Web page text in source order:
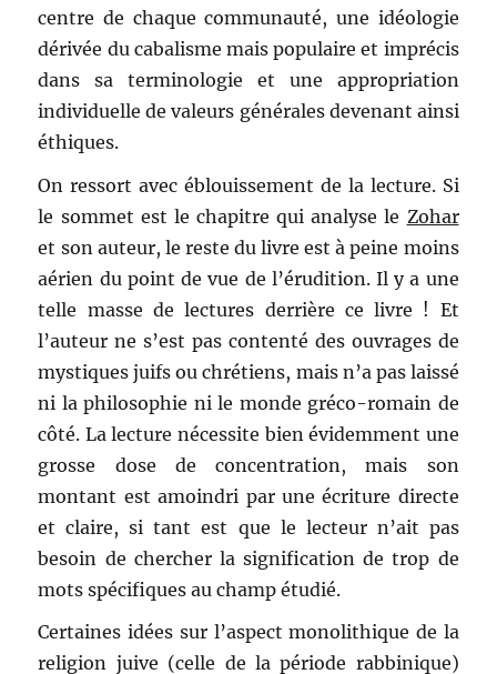
centre de chaque communauté, une idéologie
dérivée du cabalisme mais populaire et imprécis
dans sa terminologie et une appropriation
individuelle de valeurs générales devenant ainsi
éthiques.
On ressort avec éblouissement de la lecture. Si
le sommet est le chapitre qui analyse le Zohar
et son auteur, le reste du livre est à peine moins
aérien du point de vue de l’érudition. Il y a une
telle masse de lectures derrière ce livre ! Et
l’auteur ne s’est pas contenté des ouvrages de
mystiques juifs ou chrétiens, mais n’a pas laissé
ni la philosophie ni le monde gréco-romain de
côté. La lecture nécessite bien évidemment une
grosse dose de concentration, mais son
montant est amoindri par une écriture directe
et claire, si tant est que le lecteur n’ait pas
besoin de chercher la signification de trop de
mots spécifiques au champ étudié.
Certaines idées sur l’aspect monolithique de la
religion juive (celle de la période rabbinique)